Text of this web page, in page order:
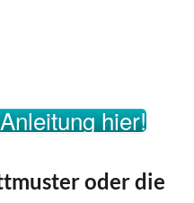
hier!
oder die